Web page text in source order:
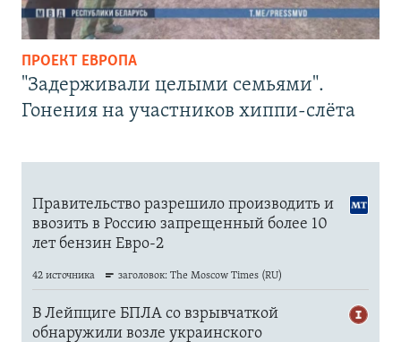
ПРОЕКТ ЕВРОПА
"Задерживали целыми семьями".
Гонения на участников хиппи-слёта